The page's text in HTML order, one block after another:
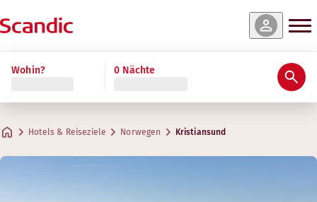
Wohin? 0 Nächte
Hotels & Reiseziele Norwegen Kristiansund